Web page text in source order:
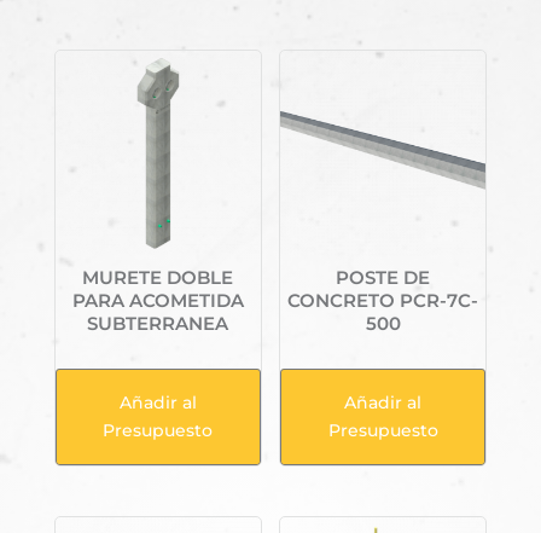
MURETE DOBLE
PARA ACOMETIDA
SUBTERRANEA
Añadir al
Presupuesto
POSTE DE
CONCRETO PCR-7C-
500
Añadir al
Presupuesto